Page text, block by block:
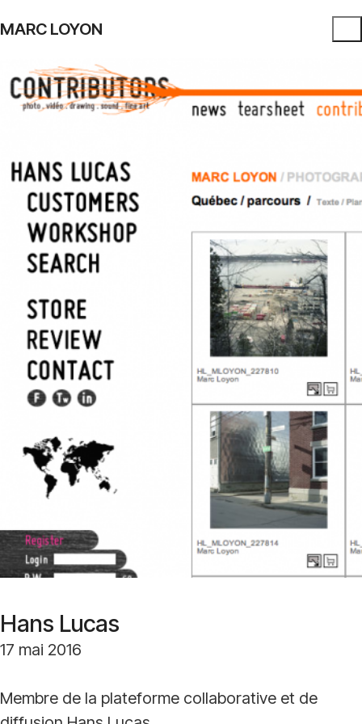
MARC LOYON
Hans Lucas
17 mai 2016
Membre de la plateforme collaborative et de